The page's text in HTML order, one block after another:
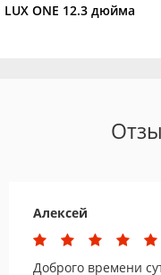
LUX ONE 12.3 дюйма
Алексей
Доброго времени